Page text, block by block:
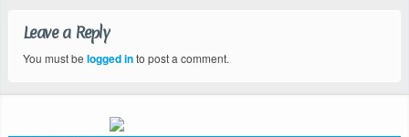
Leave a Reply
You must be logged into post a comment.